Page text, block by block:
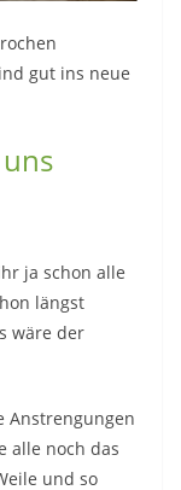
gut ins neue
ja schon alle
längst
wäre der
Anstrengungen
alle noch das
und so